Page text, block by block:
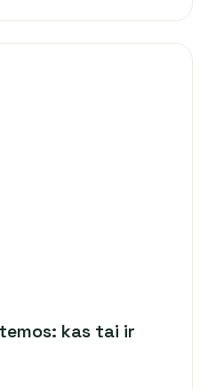
kas tai ir